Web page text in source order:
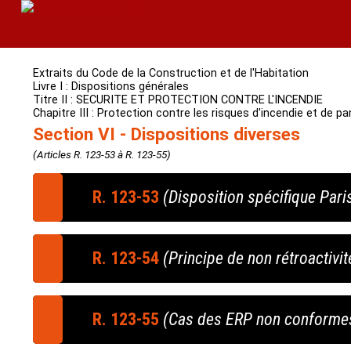
Extraits du Code de la Construction et de l'Habitation
Livre I : Dispositions générales
Titre II : SECURITE ET PROTECTION CONTRE L'INCENDIE
Chapitre III : Protection contre les risques d'incendie et de
Section VI - Dispositions diverses
(Articles R. 123-53 à R. 123-55)
R. 123-53 (Disposition spécifique
Recodification 2021 - voir l'articleR. 143-46
Le préfet de police et les représentants de
Marne fixent, chacun en ce qui le concerne,
R. 123-54 (Principe de non
Les établissements existants qui sont
n° 73-1007 du 31 octobre 1973, ainsi que
le 1
ermars 1974 sont réputés satisfaire aux
R. 123-55 (Cas des ERP non